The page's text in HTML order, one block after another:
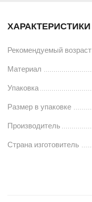
ХАРАКТЕРИСТИКИ
Рекомендуемый возраст
Материал
Упаковка
Размер в упаковке
Производитель
Страна изготовитель